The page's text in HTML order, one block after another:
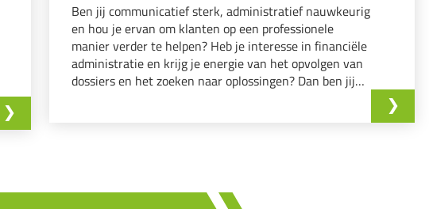
Ben jij communicatief sterk, administratief nauwkeurig
en hou je ervan om klanten op een professionele
manier verder te helpen? Heb je interesse in financiële
administratie en krijg je energie van het opvolgen van
dossiers en het zoeken naar oplossingen? Dan ben jij